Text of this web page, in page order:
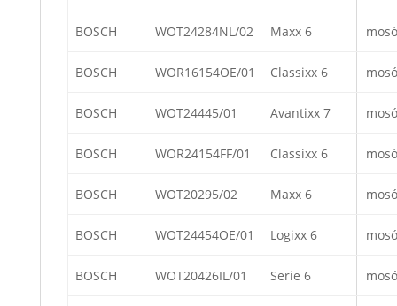
BOSCH WOT24284NL/02 Maxx 6
BOSCH WOR16154OE/01 Classixx 6
BOSCH WOT24445/01 Avantixx 7
BOSCH WOR24154FF/01 Classixx 6
BOSCH WOT20295/02 Maxx 6
BOSCH WOT24454OE/01 Logixx 6
BOSCH WOT20426IL/01 Serie 6